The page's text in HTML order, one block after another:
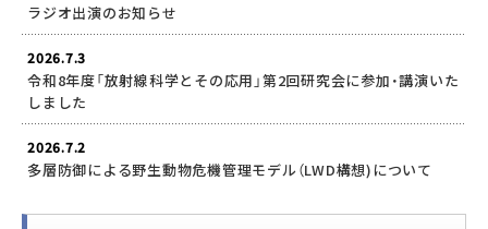
ラジオ出演のお知らせ
2026.7.3
令和8年度「放射線科学とその応用」第2回研究会に参加・講演いた
しました
2026.7.2
多層防御による野生動物危機管理モデル（LWD構想)について